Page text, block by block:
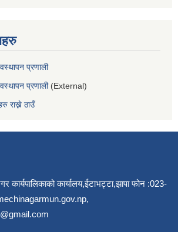
प्रणाली
प्रणाली(External)
राख्ने ठाउँ
कार्यपालिकाको कार्यालय,ईटाभट्टा,झापा फोन :023-
,